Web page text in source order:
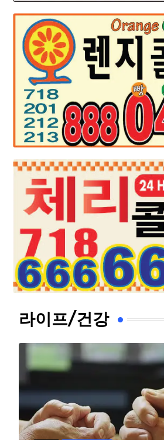
라이프/건강